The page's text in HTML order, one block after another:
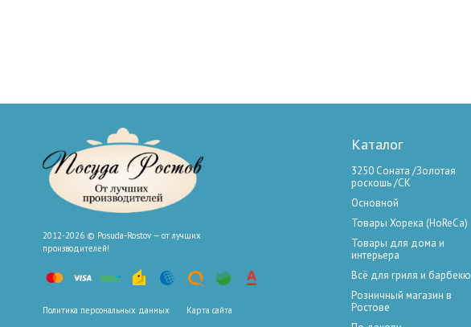
2012-2026 © Posuda-Rostov — от лучших
производителей!
Политика персональных данных Карта сайта
Каталог
3250 Соната /Золотая
роскошь /СК
Основной
Товары Хорека (HoReCa)
Товары для дома и
интерьера
Всё для гриля и барбекю
Розничный магазин в
Ростове